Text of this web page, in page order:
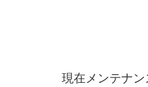
現在メンテナン